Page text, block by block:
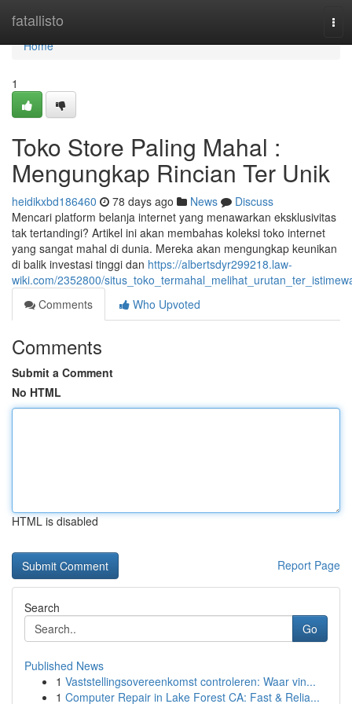
fatallisto
Home
Home
1
Toko Store Paling Mahal :
Mengungkap Rincian Ter Unik
heidikxbd186460 78 days ago News
Discuss
Mencari platform belanja internet yang menawarkan eksklusivitas
tak tertandingi? Artikel ini akan membahas koleksi toko internet
yang sangat mahal di dunia. Mereka akan mengungkap keunikan
di balik investasi tinggi dan https://albertsdyr299218.law-
wiki.com/2352800/
Comments
Who Upvoted
Comments
Submit a Comment
No HTML
HTML is disabled
Report Page
Search
Go
Published News
1 Vaststellingsovereenkomst controleren: Waar vin...
1 Computer Repair in Lake Forest CA: Fast & Relia...